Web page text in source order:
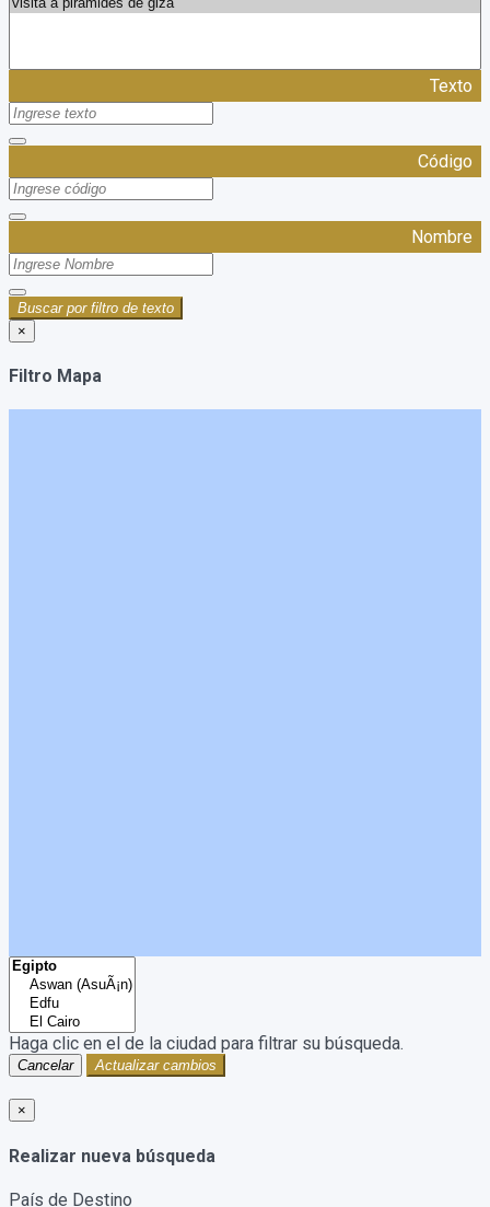
Texto
Código
Nombre
Buscar por filtro de texto
×
Filtro Mapa
Haga clic en el de la ciudad para filtrar su búsqueda.
Cancelar Actualizar cambios
×
Realizar nueva búsqueda
País de Destino